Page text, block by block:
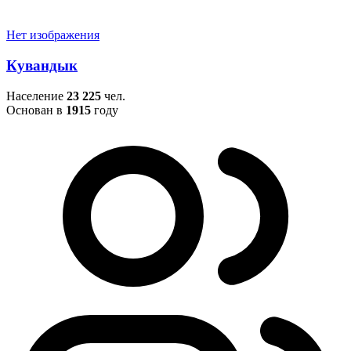
Нет изображения
Кувандык
Население 23 225 чел.
Основан в 1915 году